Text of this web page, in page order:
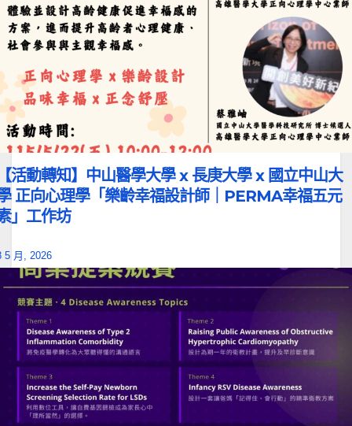
活動轉知】中山醫學大學 x 長庚大學 x 國立中山大
正向心理學「樂齡幸福設計師｜PERMA幸福五元
」工作坊
5 月, 2026